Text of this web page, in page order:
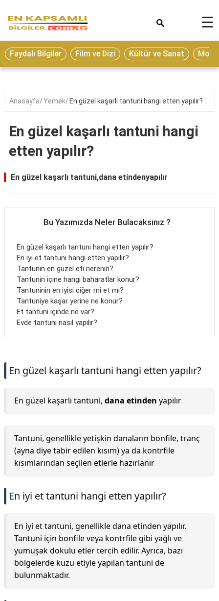
Eğitim
Ekonomi
Seyahat
Oyun
Yaşam
Hukuk
Blog
☰
Faydalı Bilgiler Film ve Dizi Kültür ve Sanat
Anasayfa Yemek En güzel kaşarlı tantuni hangi etten yapılır?
En güzel kaşarlı tantuni hangi
etten yapılır?
En güzel kaşarlı tantuni,dana etindenyapılır
Bu Yazımızda Neler Bulacaksınız ?
En güzel kaşarlı tantuni hangi etten yapılır?
En iyi et tantuni hangi etten yapılır?
Tantunin en güzel eti nerenin?
Tantunin içine hangi baharatlar konur?
Tantuninin en iyisi ciğer mi et mi?
Tantuniye kaşar yerine ne konur?
Et tantuni içinde ne var?
Evde tantuni nasıl yapılır?
En güzel kaşarlı tantuni hangi etten yapılır?
En güzel kaşarlı tantuni, dana etinden yapılır
Tantuni, genellikle yetişkin danaların bonfile, tranç
(ayna diye tabir edilen kısım) ya da kontrfile
kısımlarından seçilen etlerle hazırlanır
En iyi et tantuni hangi etten yapılır?
En iyi et tantuni, genellikle dana etinden yapılır.
Tantuni için bonfile veya kontrfile gibi yağlı ve
yumuşak dokulu etler tercih edilir. Ayrıca, bazı
bölgelerde kuzu etiyle yapılan tantuni de
bulunmaktadır.